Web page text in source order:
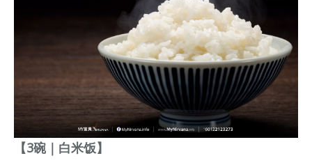
【3碗｜白米饭】